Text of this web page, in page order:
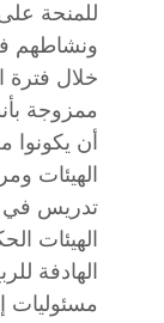
للمنحة
ونشاطهم
خلال فترة
ممزوجة
أن يكونوا
الهيئات
تدريس في
الهيئات
الهادفة
مسئوليات